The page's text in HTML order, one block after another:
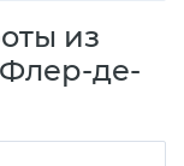
из
де-